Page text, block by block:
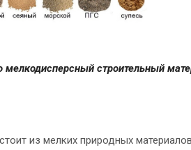
мелкодисперсный строительный
из мелких природных